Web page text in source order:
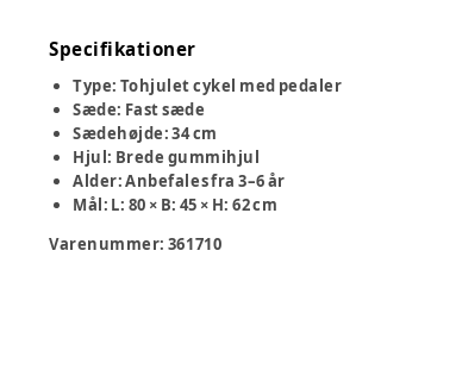
Specifikationer
Type: Tohjulet cykel med pedaler
Sæde: Fast sæde
Sædehøjde:34 cm
Hjul: Brede gummihjul
Alder:Anbefales fra 3–6 år
Mål: L: 80 × B: 45 × H: 62 cm
Varenummer: 361710